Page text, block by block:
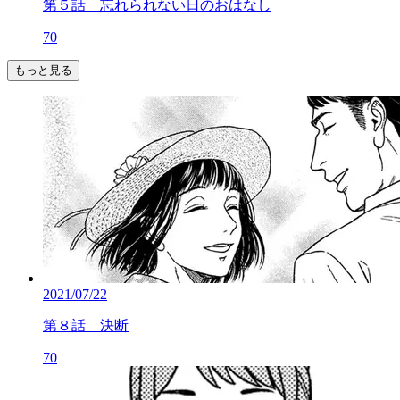
第５話 忘れられない日のおはなし
70
もっと見る
2021/07/22
第８話 決断
70